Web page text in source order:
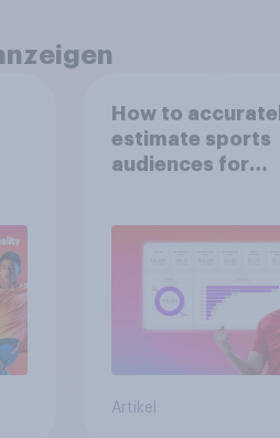
How to
estimate sports
audiences for
Artikel